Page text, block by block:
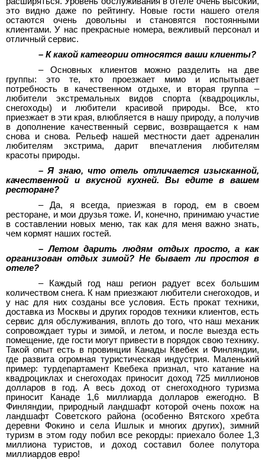
это видно даже по рейтингу. Новые гости нашего отеля
остаются очень довольны и становятся постоянными
клиентами. У нас прекрасные номера, вежливый персонал и
отличный сервис.
– К какой категории относятся ваши клиенты?
– Основных клиентов можно разделить на две
группы: это те, кто проезжает мимо и испытывает
потребность в качественном отдыхе, и вторая группа –
любители экстремальных видов спорта (квадроциклы,
снегоходы) и любители красивой природы. Все, кто
приезжает в эти края, влюбляется в нашу природу, а получив
в дополнение качественный сервис, возвращается к нам
снова и снова. Рельеф нашей местности дает адреналин
любителям экстрима, дарит впечатления любителям
красоты природы.
– Я знаю, что отель отличается изысканной,
качественной и вкусной кухней. Вы едите в вашем
ресторане?
– Да, я всегда, приезжая в город, ем в своем
ресторане, и мои друзья тоже. И, конечно, принимаю участие
в составлении новых меню, так как для меня важно знать,
чем кормят наших гостей.
– Летом дарить людям отдых просто, а как
организован отдых зимой? Не бывает ли простоя в
отеле?
– Каждый год наш регион радует всех большим
количеством снега. К нам приезжают любители снегоходов, и
у нас для них созданы все условия. Есть прокат техники,
доставка из Москвы и других городов техники клиентов, есть
сервис для обслуживания, вплоть до того, что наш механик
сопровождает туры и зимой, и летом, и после выезда есть
помещение, где гости могут привести в порядок свою технику.
Такой опыт есть в провинции Канады Квебек и Финляндии,
где развита огромная туристическая индустрия. Маленький
пример: турдепартамент Квебека признал, что катание на
квадроциклах и снегоходах приносит доход 725 миллионов
долларов в год. А весь доход от снегоходного туризма
приносит Канаде 1,6 миллиарда долларов ежегодно. В
Финляндии, природный ландшафт которой очень похож на
ландшафт Советского района (особенно Вятского хребта
деревни Фокино и села Ишлык и многих других), зимний
туризм в этом году побил все рекорды: приехало более 1,3
миллиона туристов, и доход составил более полутора
миллиардов евро!